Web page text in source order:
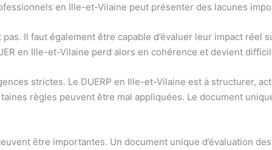
en Ille-et-Vilaine peut présenter des lacunes
Il faut également être capable d’évaluer leur impact réel
en Ille-et-Vilaine perd alors en cohérence et devient
strictes. Le DUERP en Ille-et-Vilaine est à structurer,
règles peuvent être mal appliquées. Le document
être importantes. Un document unique d’évaluation